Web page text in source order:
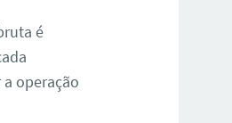
é
operação